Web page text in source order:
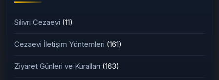
Silivri Cezaevi (11)
Cezaevi İletişim Yöntemleri (161)
Ziyaret Günleri ve Kuralları (163)